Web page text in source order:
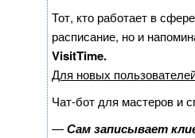
Тот, кто работает в
расписание, но и
VisitTime.
Для новых
Чат-бот для мастеров и
—Сам записывает